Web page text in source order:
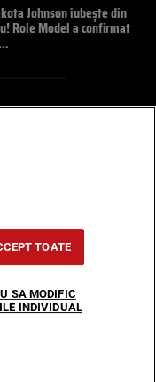
Johnson iubește din
Role Model a confirmat
TOATE
SA MODIFIC
INDIVIDUAL